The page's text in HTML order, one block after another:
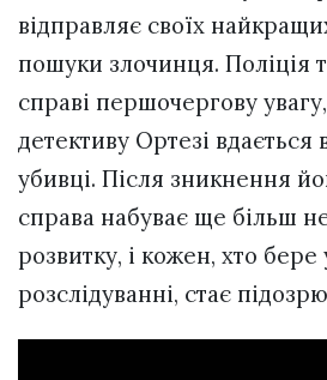
відправляє своїх
пошуки злочинця. Поліція
справі першочергову
детективу Ортезі вдається
убивці. Після зникнення
справа набуває ще більш
розвитку, і кожен, хто бере
розслідуванні, стає